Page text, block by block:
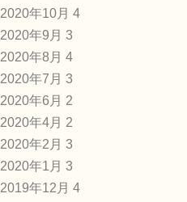
2020年10月 4
2020年9月 3
2020年8月 4
2020年7月 3
2020年6月 2
2020年4月 2
2020年2月 3
2020年1月 3
2019年12月 4